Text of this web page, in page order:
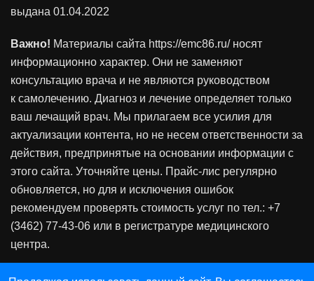
выдана 01.04.2022
Важно! Материалы сайта https://emc86.ru/ носят
информационно характер. Они не заменяют
консультацию врача и не являются руководством
к самолечению. Диагноз и лечение определяет только
ваш лечащий врач. Мы прилагаем все усилия для
актуализации контента, но не несем ответственности за
действия, предпринятые на основании информации с
этого сайта. Уточняйте цены. Прайс-лис регулярно
обновляется, но для и исключения ошибок
рекомендуем проверять стоимость услуг по тел.: +7
(3462) 77-43-06 или в регистратуре медицинского
центра.